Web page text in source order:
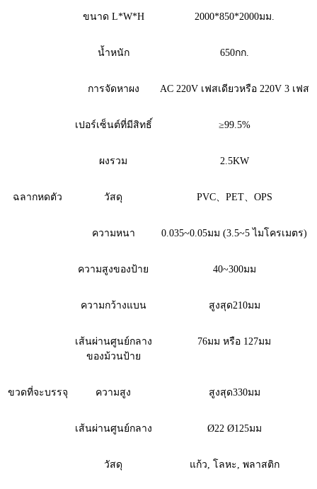
ขนาด L*W*H 2000*850*2000มม.
น้ำหนัก 650กก.
การจัดหาผง AC 220V เฟสเดียวหรือ 220V 3 เฟส
เปอร์เซ็นต์ที่มีสิทธิ์ ≥99.5%
ผงรวม 2.5KW
ฉลากหดตัว วัสดุ PVC、PET、OPS
ความหนา 0.035~0.05มม (3.5~5 ไมโครเมตร)
ความสูงของป้าย 40~300มม
ความกว้างแบน สูงสุด210มม
เส้นผ่านศูนย์กลาง
ของม้วนป้าย
76มม หรือ 127มม
ขวดที่จะบรรจุ ความสูง สูงสุด330มม
เส้นผ่านศูนย์กลาง Ø22 Ø125มม
วัสดุ แก้ว, โลหะ, พลาสติก